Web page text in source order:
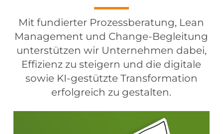
Mit fundierter Prozessberatung, Lean
Management und Change-Begleitung
unterstützen wir Unternehmen dabei,
Effizienz zu steigern und die digitale
sowie KI-gestützte Transformation
erfolgreich zu gestalten.